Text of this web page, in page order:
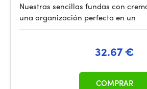
Nuestras sencillas fundas con
una organización perfecta en un
32.67 €
COMPRAR